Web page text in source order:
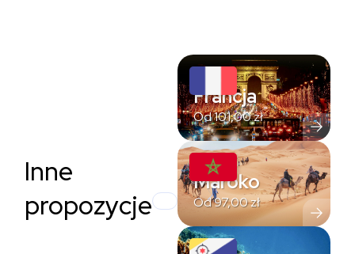
Inne
propozycje
Francja
Od101,00zł
Maroko
Od97,00zł